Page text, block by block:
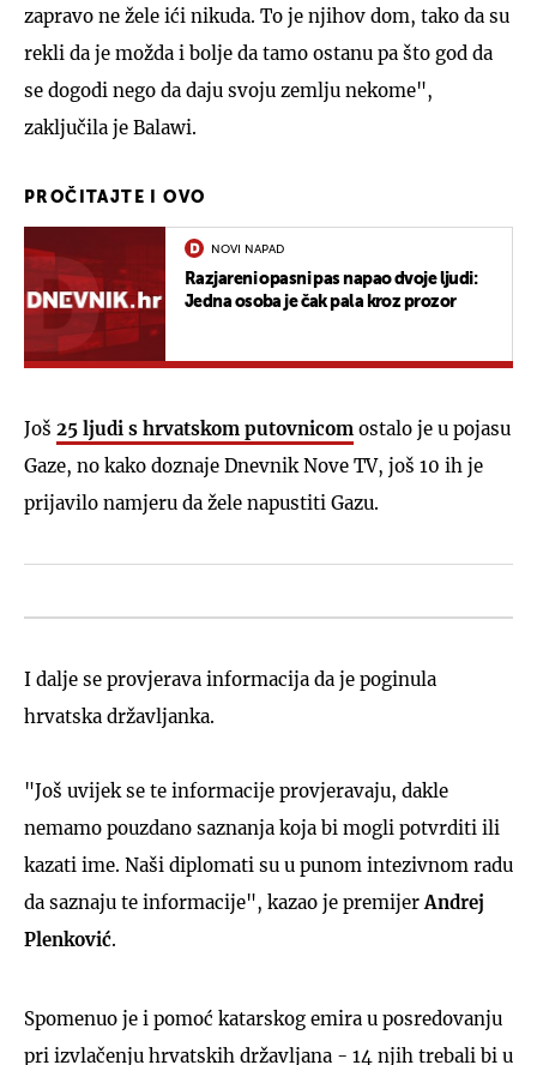
zapravo ne žele ići nikuda. To je njihov dom, tako da su
rekli da je možda i bolje da tamo ostanu pa što god da
se dogodi nego da daju svoju zemlju nekome",
zaključila je Balawi.
PROČITAJTE I OVO
NOVI NAPAD
Razjareni opasni pas napao dvoje ljudi:
Jedna osoba je čak pala kroz prozor
Još 25 ljudi s hrvatskom putovnicom ostalo je u pojasu
Gaze, no kako doznaje Dnevnik Nove TV, još 10 ih je
prijavilo namjeru da žele napustiti Gazu.
I dalje se provjerava informacija da je poginula
hrvatska državljanka.
"Još uvijek se te informacije provjeravaju, dakle
nemamo pouzdano saznanja koja bi mogli potvrditi ili
kazati ime. Naši diplomati su u punom intezivnom radu
da saznaju te informacije", kazao je premijer Andrej
Plenković.
Spomenuo je i pomoć katarskog emira u posredovanju
pri izvlačenju hrvatskih državljana - 14 njih trebali bi u